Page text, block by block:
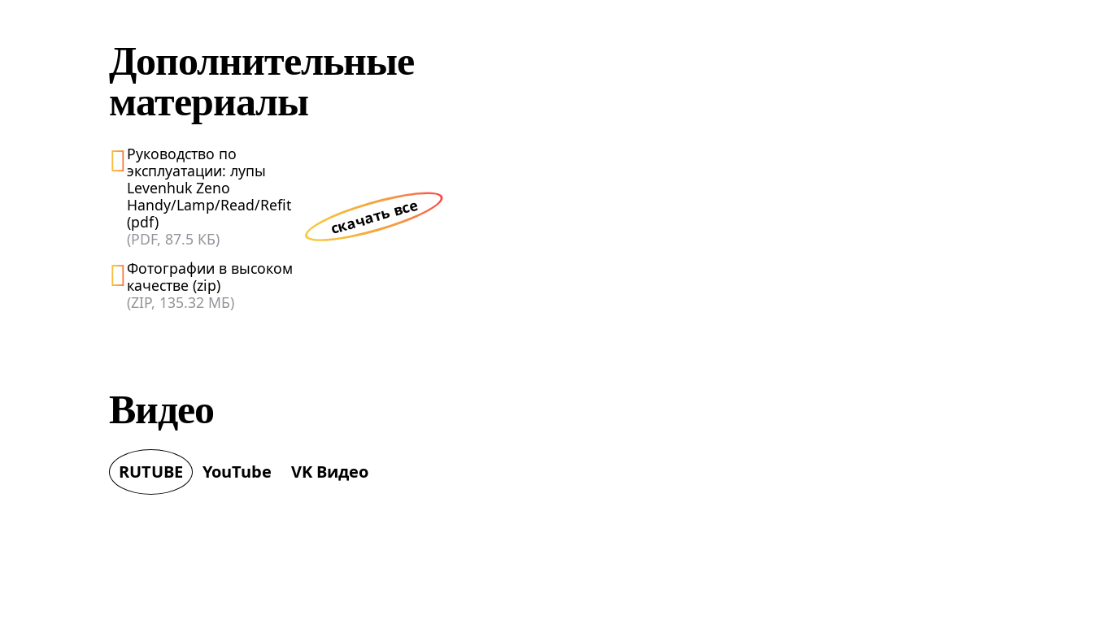
Дополнительные
материалы
Руководство по
эксплуатации: лупы
Levenhuk Zeno
Handy/Lamp/Read/Refit
(pdf)
(PDF, 87.5 КБ)
Фотографии в высоком
качестве (zip)
(ZIP, 135.32 МБ)
скачать все
Видео
RUTUBE YouTube VK Видео